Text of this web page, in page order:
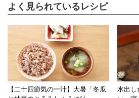
よく見られているレシピ
【二十四節気の一汁】大暑「冬瓜
水出し